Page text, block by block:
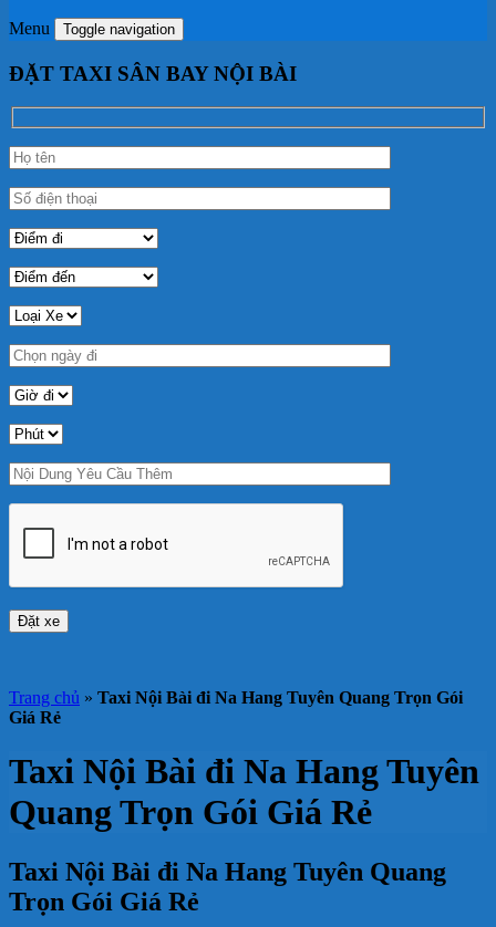
Menu Toggle navigation
ĐẶT TAXI SÂN BAY NỘI BÀI
Trang chủ » Taxi Nội Bài đi Na Hang Tuyên Quang Trọn Gói
Giá Rẻ
Taxi Nội Bài đi Na Hang Tuyên
Quang Trọn Gói Giá Rẻ
Taxi Nội Bài đi Na Hang Tuyên Quang
Trọn Gói Giá Rẻ